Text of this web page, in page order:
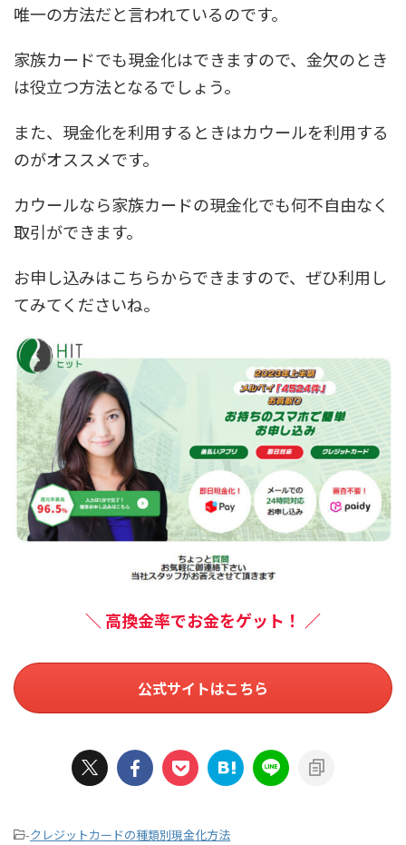
唯一の方法だと言われているのです。
家族カードでも現金化はできますので、金欠のとき
は役立つ方法となるでしょう。
また、現金化を利用するときはカウールを利用する
のがオススメです。
カウールなら家族カードの現金化でも何不自由なく
取引ができます。
お申し込みはこちらからできますので、ぜひ利用し
てみてくださいね。
＼ 高換金率でお金をゲット！ ／
公式サイトはこちら
-クレジットカードの種類別現金化方法